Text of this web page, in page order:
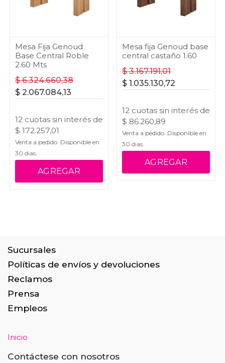
Mesa Fija Genoud
Base Central Roble
2.60 Mts
$6.324.660,38
$ 2.067.084,13
12 cuotas sin interés de
$ 172.257,01
Venta a pedido. Disponible en
30 dias.
AGREGAR
Mesa fija Genoud base
central castaño 1.60
$3.167.191,01
$ 1.035.130,72
12 cuotas sin interés de
$ 86.260,89
Venta a pedido. Disponible en
30 dias.
AGREGAR
Sucursales
Políticas de envíos y devoluciones
Reclamos
Prensa
Empleos
Inicio
Contáctese con nosotros